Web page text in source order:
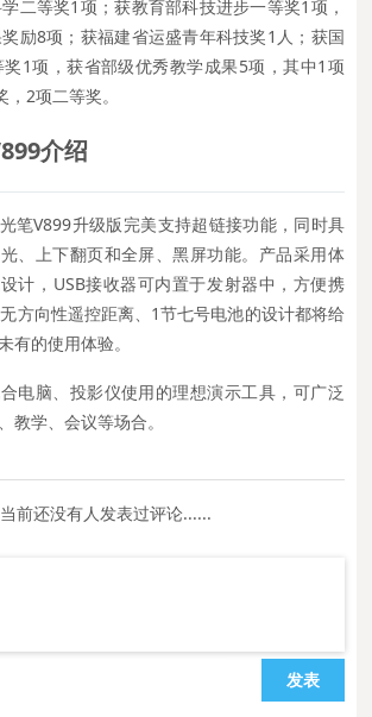
二等奖1项；获教育部科技进步一等奖1项，
励8项；获福建省运盛青年科技奖1人；获国
1项，获省部级优秀教学成果5项，其中1项
2项二等奖。
介绍
笔V899升级版完美支持超链接功能，同时具
、上下翻页和全屏、黑屏功能。产品采用体
计，USB接收器可内置于发射器中，方便携
方向性遥控距离、1节七号电池的设计都将给
有的使用体验。
电脑、投影仪使用的理想演示工具，可广泛
教学、会议等场合。
当前还没有人发表过评论......
发表